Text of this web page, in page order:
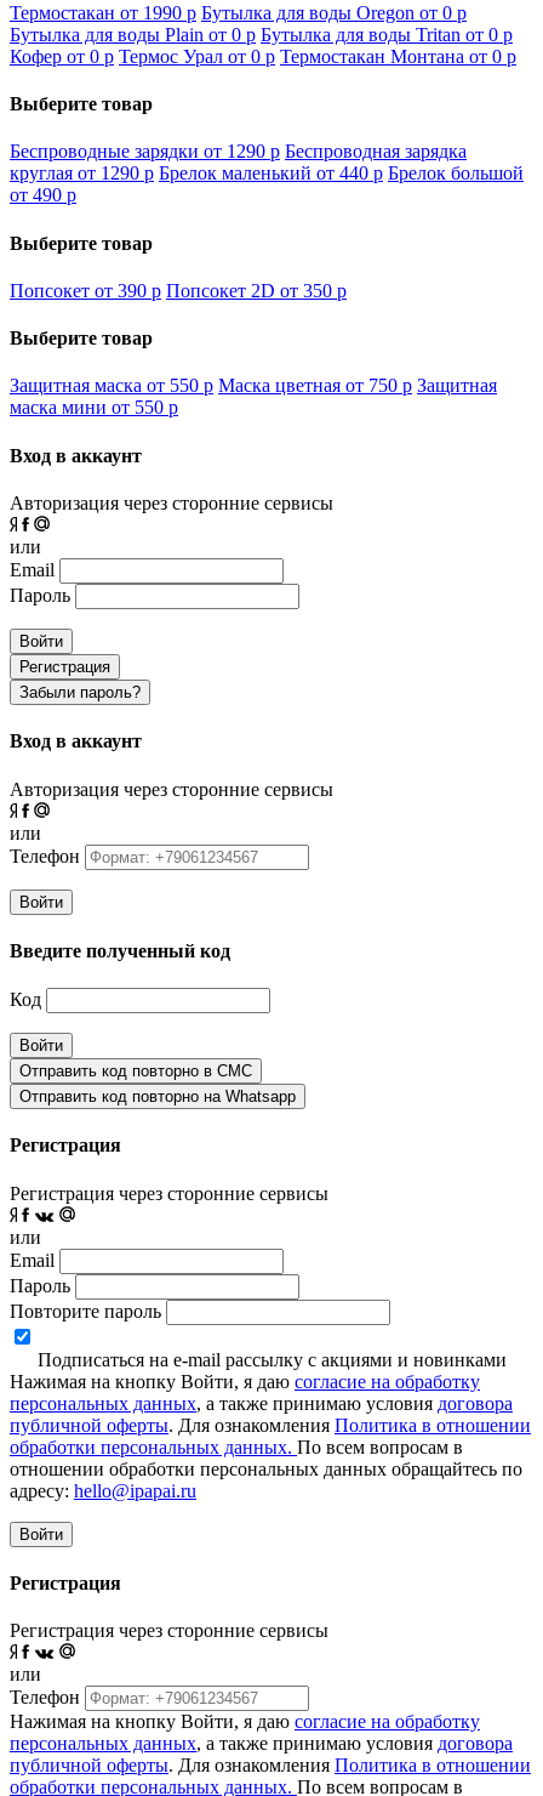
Термостакан от 1990 p Бутылка для воды Oregon от 0 p
Бутылка для воды Plain от 0 p Бутылка для воды Tritan от 0 p
Кофер от 0 p Термос Урал от 0 p Термостакан Монтана от 0 p
Выберите товар
Беспроводные зарядки от 1290 p Беспроводная зарядка
круглая от 1290 p Брелок маленький от 440 p Брелок большой
от 490 p
Выберите товар
Попсокет от 390 p Попсокет 2D от 350 p
Выберите товар
Защитная маска от 550 p Маска цветная от 750 p Защитная
маска мини от 550 p
Вход в аккаунт
Авторизация через сторонние сервисы
или
Email
Пароль
Войти
Регистрация
Забыли пароль?
Вход в аккаунт
Авторизация через сторонние сервисы
или
Телефон
Войти
Введите полученный код
Код
Войти
Отправить код повторно в СМС
Отправить код повторно на Whatsapp
Регистрация
Регистрация через сторонние сервисы
или
Email
Пароль
Повторите пароль
Подписаться на e-mail рассылку с акциями и новинками
Нажимая на кнопку Войти, я даю согласие на обработку
персональных данных, а также принимаю условия договора
публичной оферты. Для ознакомления Политика в отношении
обработки персональных данных. По всем вопросам в
отношении обработки персональных данных обращайтесь по
адресу: hello@ipapai.ru
Войти
Регистрация
Регистрация через сторонние сервисы
или
Телефон
Нажимая на кнопку Войти, я даю согласие на обработку
персональных данных, а также принимаю условия договора
публичной оферты. Для ознакомления Политика в отношении
обработки персональных данных. По всем вопросам в